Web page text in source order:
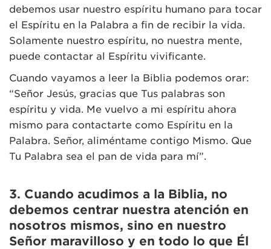
debemos usar nuestro espíritu humano para tocar
el Espíritu en la Palabra a fin de recibir la vida.
Solamente nuestro espíritu, no nuestra mente,
puede contactar al Espíritu vivificante.
Cuando vayamos a leer la Biblia podemos orar:
“Señor Jesús, gracias que Tus palabras son
espíritu y vida. Me vuelvo a mi espíritu ahora
mismo para contactarte como Espíritu en la
Palabra. Señor, aliméntame contigo Mismo. Que
Tu Palabra sea el pan de vida para mí”.
3. Cuando acudimos a la Biblia, no
debemos centrar nuestra atención en
nosotros mismos, sino en nuestro
Señor maravilloso y en todo lo que Él